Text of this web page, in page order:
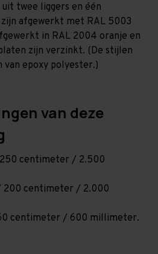
twee liggers en één
afgewerkt met RAL 5003
in RAL 2004 oranje en
zijn verzinkt. (De stijlen
van epoxy polyester.)
van deze
centimeter / 2.500
200 centimeter / 2.000
centimeter / 600 millimeter.